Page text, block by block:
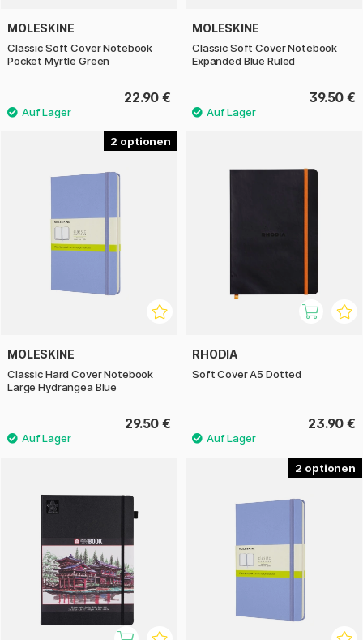
MOLESKINE
Classic Soft Cover Notebook
Pocket Myrtle Green
22.90 €
MOLESKINE
Classic Soft Cover Notebook
Expanded Blue Ruled
39.50 €
2
MOLESKINE
Classic Hard Cover Notebook
Large Hydrangea Blue
29.50 €
RHODIA
Soft Cover A5 Dotted
23.90 €
2